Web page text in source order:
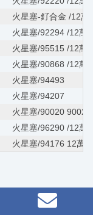
火星塞-釕合金 /12萬
火星塞/92294 /12萬
火星塞/95515 /12萬
火星塞/90868 /12萬
火星塞/94493
火星塞/94207
火星塞/90020
火星塞/96290 /12萬
火星塞/94176 12萬